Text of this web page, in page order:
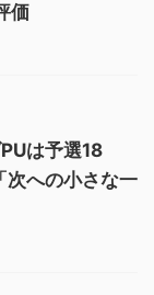
価
は予選18
への小さな一